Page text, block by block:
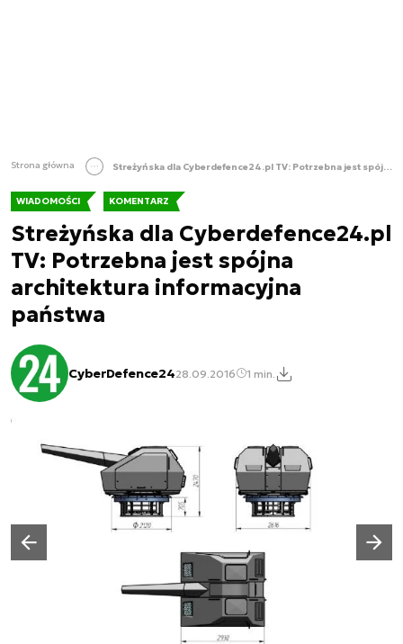
Strona główna Streżyńska dla Cyberdefence24.pl TV: Potrzebna jest spójna architektura informacyjna państwa
WIADOMOŚCI KOMENTARZ
Streżyńska dla Cyberdefence24.pl
TV: Potrzebna jest spójna
architektura informacyjna
państwa
CyberDefence2428.09.2016 1 min.
Poprzedni slajd
Następny slajd